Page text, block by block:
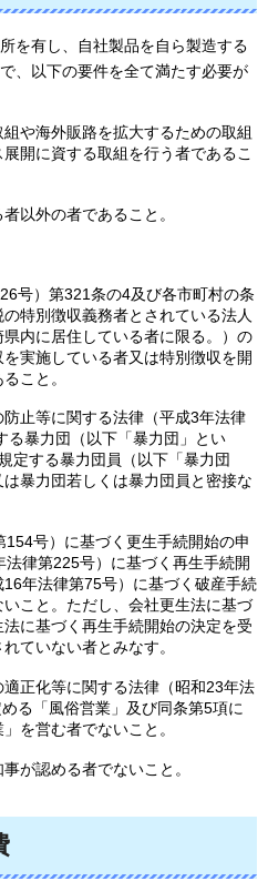
を有し、自社製品を自ら製造する
、以下の要件を全て満たす必要が
や海外販路を拡大するための取組
開に資する取組を行う者であるこ
以外の者であること。
号）第321条の4及び各市町村の条
特別徴収義務者とされている法人
内に居住している者に限る。）の
実施している者又は特別徴収を開
こと。
止等に関する法律（平成3年法律
る暴力団（以下「暴力団」とい
定する暴力団員（以下「暴力団
暴力団若しくは暴力団員と密接な
号）に基づく更生手続開始の申
律第225号）に基づく再生手続開
年法律第75号）に基づく破産手続
こと。ただし、会社更生法に基づ
に基づく再生手続開始の決定を受
ていない者とみなす。
正化等に関する法律（昭和23年法
る「風俗営業」及び同条第5項に
を営む者でないこと。
が認める者でないこと。